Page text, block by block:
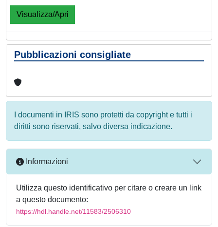
Visualizza/Apri
Pubblicazioni consigliate
I documenti in IRIS sono protetti da copyright e tutti i
diritti sono riservati, salvo diversa indicazione.
Informazioni
Utilizza questo identificativo per citare o creare un link
a questo documento:
https://hdl.handle.net/11583/2506310